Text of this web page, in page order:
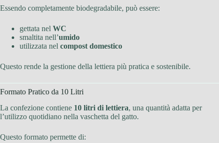
Essendo completamente biodegradabile, può essere:
gettata nel WC
smaltita nell’umido
utilizzata nel compost domestico
Questo rende la gestione della lettiera più pratica e sostenibile.
Formato Pratico da 10 Litri
La confezione contiene 10 litri di lettiera, una quantità adatta per
l’utilizzo quotidiano nella vaschetta del gatto.
Questo formato permette di: